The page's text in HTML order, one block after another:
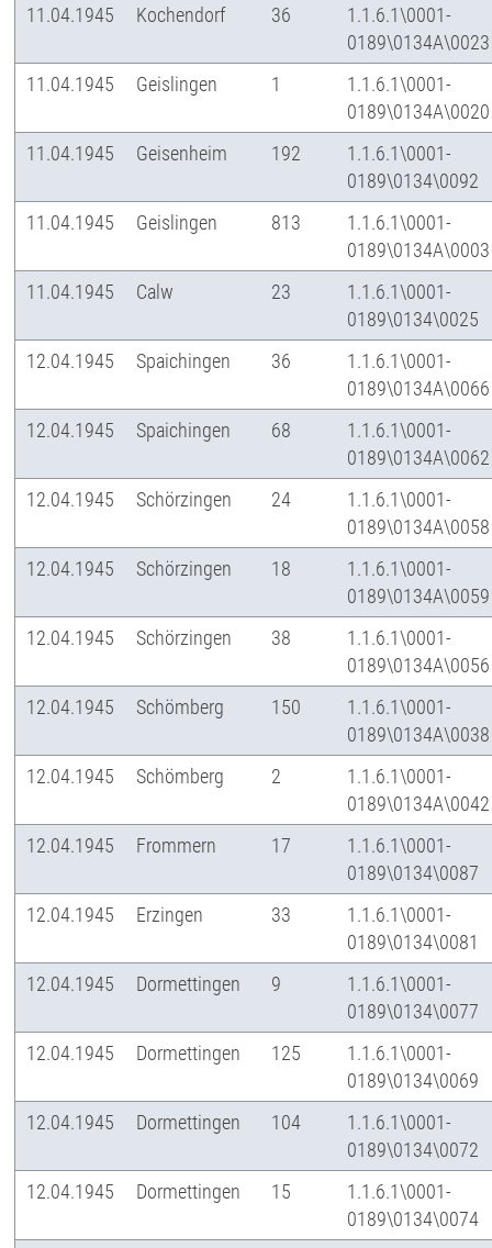
11.04.1945
Kochendorf 36
1.1.6.1\0001-
0189\0134A\0023
11.04.1945
Geislingen 1
1.1.6.1\0001-
0189\0134A\0020
11.04.1945
Geisenheim 192
1.1.6.1\0001-
0189\0134\0092
11.04.1945
Geislingen 813
1.1.6.1\0001-
0189\0134A\0003
11.04.1945
Calw 23
1.1.6.1\0001-
0189\0134\0025
12.04.1945
Spaichingen 36
1.1.6.1\0001-
0189\0134A\0066
12.04.1945
Spaichingen 68
1.1.6.1\0001-
0189\0134A\0062
12.04.1945
Schörzingen 24
1.1.6.1\0001-
0189\0134A\0058
12.04.1945
Schörzingen 18
1.1.6.1\0001-
0189\0134A\0059
12.04.1945
Schörzingen 38
1.1.6.1\0001-
0189\0134A\0056
12.04.1945
Schömberg 150
1.1.6.1\0001-
0189\0134A\0038
12.04.1945
Schömberg 2
1.1.6.1\0001-
0189\0134A\0042
12.04.1945
Frommern 17
1.1.6.1\0001-
0189\0134\0087
12.04.1945
Erzingen 33
1.1.6.1\0001-
0189\0134\0081
12.04.1945
Dormettingen 9
1.1.6.1\0001-
0189\0134\0077
12.04.1945
Dormettingen 125
1.1.6.1\0001-
0189\0134\0069
12.04.1945
Dormettingen 104
1.1.6.1\0001-
0189\0134\0072
12.04.1945
Dormettingen 15
1.1.6.1\0001-
0189\0134\0074